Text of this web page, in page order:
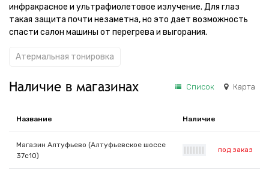
инфракрасное и ультрафиолетовое излучение. Для глаз
такая защита почти незаметна, но это дает возможность
спасти салон машины от перегрева и выгорания.
Атермальная тонировка
Наличие в магазинах Список Карта
Название Наличие
Магазин Алтуфьево (Алтуфьевское шоссе
37с10)
под заказ